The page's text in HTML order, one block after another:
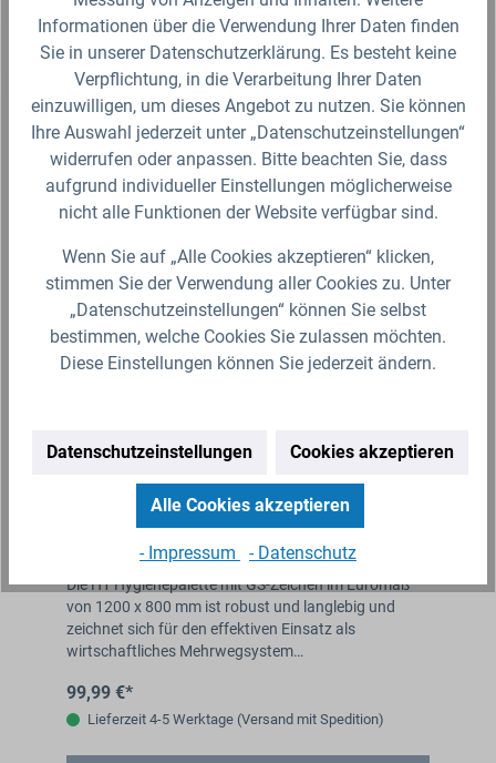
Fragen zum Artikel?
Produktbewertungen
Produktgalerie überspringen
Zubehör
H1 Hygiene Europalette GS1 (mit Rand) 1200
Die H1 Hygienepalette mit GS-Zeichen im Euromaß
von 1200 x 800 mm ist robust und langlebig und
zeichnet sich für den effektiven Einsatz als
wirtschaftliches Mehrwegsystem…
99,99 €*
Lieferzeit 4-5 Werktage (Versand mit Spedition)
Informationen über die Verwendung Ihrer Daten finden
Sie in unserer Datenschutzerklärung. Es besteht keine
Verpflichtung, in die Verarbeitung Ihrer Daten
einzuwilligen, um dieses Angebot zu nutzen. Sie können
Ihre Auswahl jederzeit unter „Datenschutzeinstellungen“
widerrufen oder anpassen. Bitte beachten Sie, dass
aufgrund individueller Einstellungen möglicherweise
nicht alle Funktionen der Website verfügbar sind.
Wenn Sie auf „Alle Cookies akzeptieren“ klicken,
stimmen Sie der Verwendung aller Cookies zu. Unter
„Datenschutzeinstellungen“ können Sie selbst
bestimmen, welche Cookies Sie zulassen möchten.
Diese Einstellungen können Sie jederzeit ändern.
Datenschutzeinstellungen Cookies akzeptieren
Alle Cookies akzeptieren
- Impressum - Datenschutz